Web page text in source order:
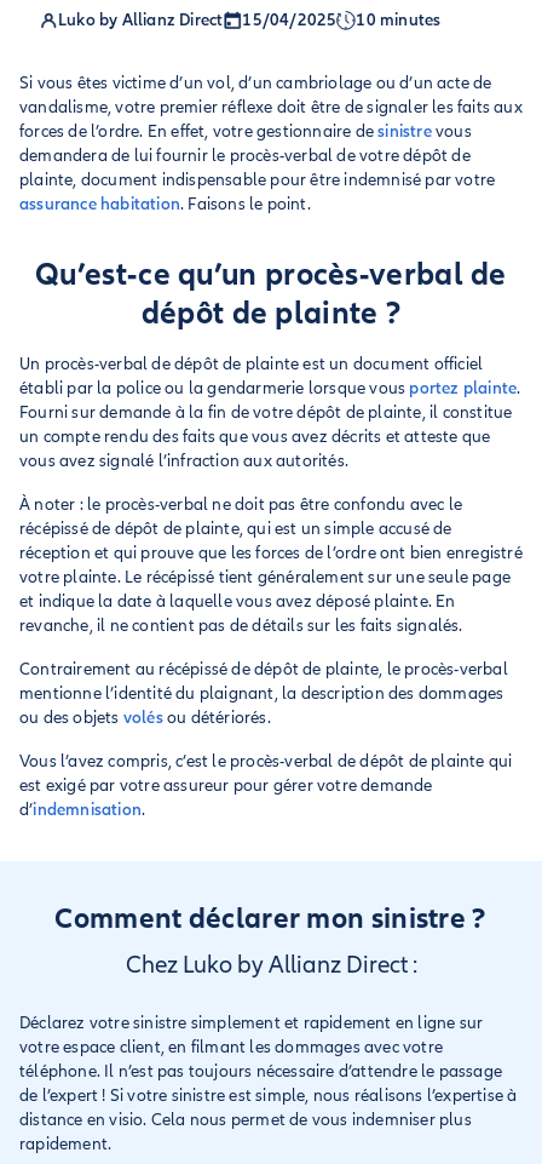
Luko by Allianz Direct 15/04/2025 10 minutes
Si vous êtes victime d’un vol, d’un cambriolage ou d’un acte de
vandalisme, votre premier réflexe doit être de signaler les faits aux
forces de l’ordre. En effet, votre gestionnaire desinistrevous
demandera de lui fournir le procès-verbal de votre dépôt de
plainte, document indispensable pour être indemnisé par votre
assurance habitation. Faisons le point.
Qu’est-ce qu’un procès-verbal de
dépôt de plainte ?
Un procès-verbal de dépôt de plainte est un document officiel
établi par la police ou la gendarmerie lorsque vous portez plainte.
Fourni sur demande à la fin de votre dépôt de plainte, il constitue
un compte rendu des faits que vous avez décrits et atteste que
vous avez signalé l’infraction aux autorités.
À noter : le procès-verbal ne doit pas être confondu avec le
récépissé de dépôt de plainte, qui est un simple accusé de
réception et qui prouve que les forces de l’ordre ont bien enregistré
votre plainte. Le récépissé tient généralement sur une seule page
et indique la date à laquelle vous avez déposé plainte. En
revanche, il ne contient pas de détails sur les faits signalés.
Contrairement au récépissé de dépôt de plainte, le procès-verbal
mentionne l’identité du plaignant, la description des dommages
ou des objets volésou détériorés.
Vous l’avez compris, c’est le procès-verbal de dépôt de plainte qui
est exigé par votre assureur pour gérer votre demande
d’indemnisation.
Comment déclarer mon sinistre ?
Chez Luko by Allianz Direct :
Déclarez votre sinistre simplement et rapidement en ligne sur
votre espace client, en filmant les dommages avec votre
téléphone. Il n’est pas toujours nécessaire d’attendre le passage
de l’expert ! Si votre sinistre est simple, nous réalisons l’expertise à
distance en visio. Cela nous permet de vous indemniser plus
rapidement.